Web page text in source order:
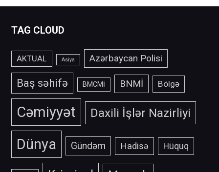
TAG CLOUD
AKTUAL Asiya Azərbaycan Polisi
Baş səhifə BMCMİ BNMİ Bölgə
Cəmiyyət Daxili İşlər Nazirliyi
Dünya Gündəm Hadisə Hüquq